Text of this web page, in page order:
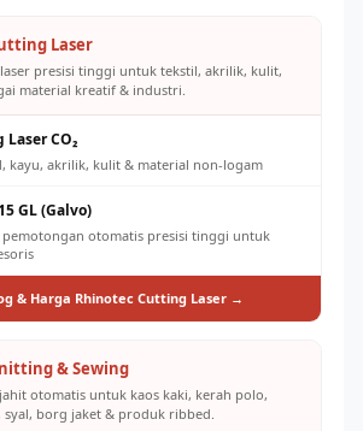
Laser
presisi tinggi untuk tekstil, akrilik, kulit,
material kreatif & industri.
CO₂
kayu, akrilik, kulit & material non-logam
GL (Galvo)
otomatis presisi tinggi untuk
& Harga Rhinotec Cutting Laser →
& Sewing
otomatis untuk kaos kaki, kerah polo,
syal, borg jaket & produk ribbed.